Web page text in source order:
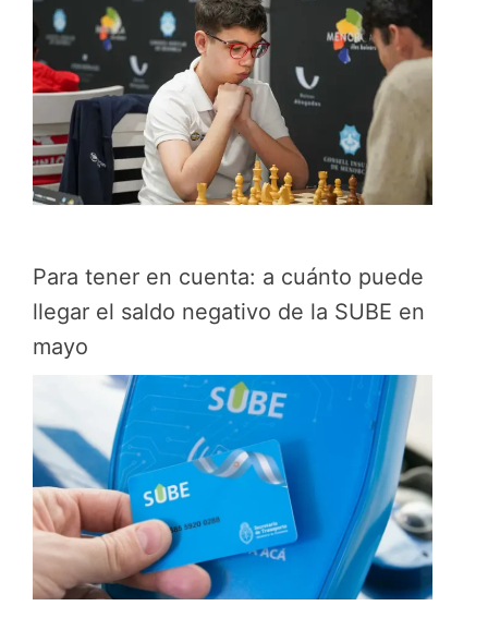
Para tener en cuenta: a cuánto puede
llegar el saldo negativo de la SUBE en
mayo